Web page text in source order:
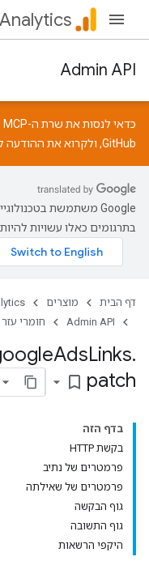
Analytics
Admin API
כדאי לנסות את שרת ה-MCP ל-Google Analytics. אפשר להתקין מ-
GitHub, ולקרוא את ההודעה
בתרגומים כאלו עשויות
דף הבית מוצרים
Admin API
חומרי עזר
AdsLinks.
patch
bookmark_border
בדף הזה
בקשת HTTP
פרמטרים של נתיב
פרמטרים של שאילתה
גוף הבקשה
גוף התשובה
היקפי הרשאות